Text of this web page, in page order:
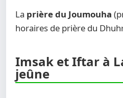
La prière du Joumouha
horaires de prière du
Imsak et Iftar à
jeûne